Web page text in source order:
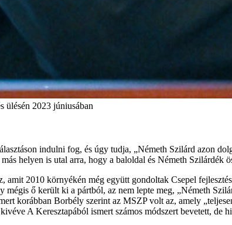
ülésén 2023 júniusában
indulni fog, és úgy tudja, „Németh Szilárd azon
helyen is utal arra, hogy a baloldal és Németh Szilárdék
2010 környékén még együtt gondoltak Csepel
ő került ki a pártból, az nem lepte meg, „Németh
korábban Borbély szerint az MSZP volt az, amely
A Keresztapából ismert számos módszert bevetett, de